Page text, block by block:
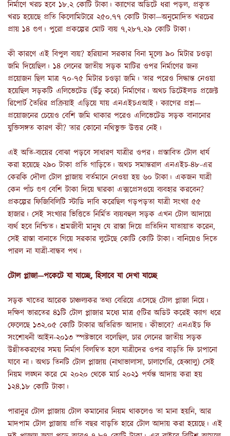
নির্মাণে খরচ হবে ১৮.২ কোটি টাকা। ক্যাগের অডিটে ধরা পড়ল, প্রকৃত
খরচ হয়েছে প্রতি কিলোমিটারে ২৫০.৭৭ কোটি টাকা—অনুমোদিত খরচের
প্রায় ১৪ গুণ। পুরো প্রকল্পের মোট ব্যয় ৭,২৮৭.২৯ কোটি টাকা।
কী কারণে এই বিপুল ব্যয়? হরিয়ানা সরকার বিনা মূল্যে ৯০ মিটার চওড়া
জমি দিয়েছিল। ১৪ লেনের জাতীয় সড়ক মাটির ওপর নির্মাণের জন্য
প্রয়োজন ছিল মাত্র ৭০-৭৫ মিটার চওড়া জমি। তার পরেও সিদ্ধান্ত নেওয়া
হয়েছিল সড়কটি এলিভেটেড (উঁচু করে) নির্মাণের। অথচ ডিটেইলড প্রজেক্ট
রিপোর্ট তৈরির প্রক্রিয়াই এড়িয়ে যায় এনএইচএআই। ক্যাগের প্রশ্ন—
প্রয়োজনের চেয়েও বেশি জমি থাকার পরেও এলিভেটেড সড়ক বানানোর
যুক্তিসঙ্গত কারণ কী? তার কোনো নথিভুক্ত উত্তর নেই।
এই অতি-ব্যয়ের বোঝা পড়বে সাধারণ যাত্রীর ওপর। প্রস্তাবিত টোল ধার্য
করা হয়েছে ২৯০ টাকা প্রতি গাড়িতে। অথচ সমান্তরাল এনএইচ-৪৮-এর
কেরকি দৌলা টোল প্লাজায় বর্তমানে নেওয়া হয় ৬০ টাকা। একজন যাত্রী
কেন পাঁচ গুণ বেশি টাকা দিয়ে দ্বারকা এক্সপ্রেসওয়ে ব্যবহার করবেন?
প্রকল্পের ফিজিবিলিটি স্টাডি দাবি করেছিল গড়পড়তা যাত্রী সংখ্যা ৫৫
হাজার। সেই সংখ্যার ভিত্তিতে নির্মিত ব্যয়বহুল সড়ক এখন টোল আদায়ে
ব্যর্থ হবে নিশ্চিত। শ্রমজীবী মানুষ যে রাস্তা দিয়ে প্রতিদিন যাতায়াত করেন,
সেই রাস্তা বানাতে গিয়ে সরকার লুটেছে কোটি কোটি টাকা। বানিয়েও দিতে
পারল না যাত্রী-বান্ধব পথ।
টোল প্লাজা—পকেটে যা যাচ্ছে, হিসাবে যা দেখা যাচ্ছে
সড়ক খাতের আরেক চাঞ্চল্যকর তথ্য বেরিয়ে এসেছে টোল প্লাজা নিয়ে।
দক্ষিণ ভারতের ৪১টি টোল প্লাজার মধ্যে মাত্র ৫টির অডিট করেই ক্যাগ ধরে
ফেলেছে ১৩২.০৫ কোটি টাকার অতিরিক্ত আদায়। কীভাবে? এনএইচ ফি
সংশোধনী আইন-২০১৩ স্পষ্টভাবে বলেছিল, চার লেনের জাতীয় সড়ক
উন্নীতকরণের সময় নির্মাণ বিলম্বিত হলে যাত্রীদের ওপর বাড়তি ফি চাপানো
যাবে না। অথচ তিনটি টোল প্লাজায় (নাথাভালাসা, চালাগেরি, হেব্বালু) সেই
নিয়ম লঙ্ঘন করে মে ২০২০ থেকে মার্চ ২০২১ পর্যন্ত আদায় করা হয়
১২৪.১৮ কোটি টাকা।
পারানুর টোল প্লাজায় টোল কমানোর নিয়ম থাকলেও তা মানা হয়নি, আর
মাদপাম টোল প্লাজায় প্রতি বছর বাড়তি হারে টোল আদায় করা হয়েছে। এই